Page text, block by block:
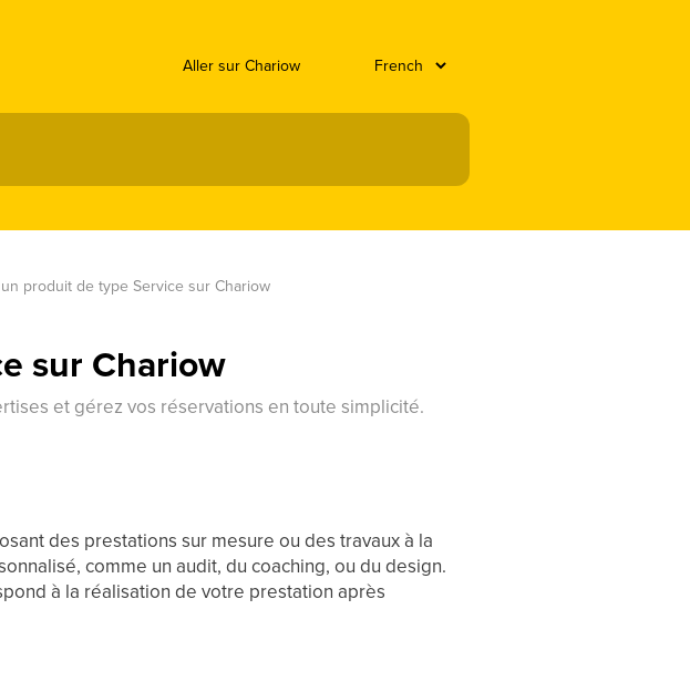
Aller sur Chariow
produit de type Service sur Chariow
sur Chariow
et gérez vos réservations en toute simplicité.
des prestations sur mesure ou des travaux à la
comme un audit, du coaching, ou du design.
à la réalisation de votre prestation après